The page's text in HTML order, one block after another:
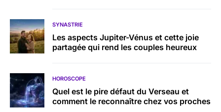
SYNASTRIE
Les aspects Jupiter-Vénus et cette joie
partagée qui rend les couples heureux
HOROSCOPE
Quel est le pire défaut du Verseau et
comment le reconnaître chez vos proches